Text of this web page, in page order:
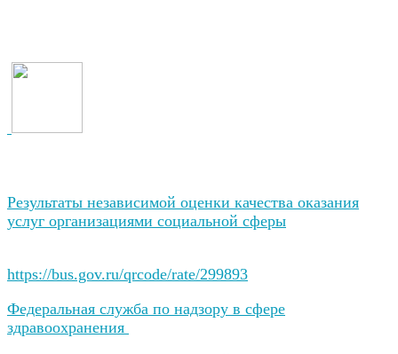
Результаты независимой оценки качества оказания
услуг организациями социальной сферы
https://bus.gov.ru/qrcode/rate/299893
Федеральная служба по надзору в сфере
здравоохранения